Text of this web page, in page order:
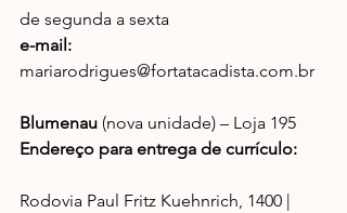
de segunda a sexta
e-mail:
mariarodrigues@fortatacadista.com.br
Blumenau (nova unidade) – Loja 195
Endereço para entrega de currículo:
Rodovia Paul Fritz Kuehnrich, 1400 |